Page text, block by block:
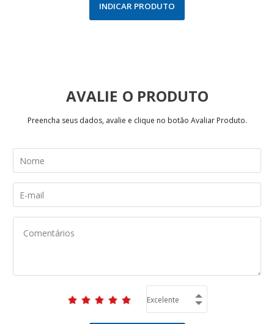
INDICAR PRODUTO
AVALIE
Preencha seus dados, avalie e clique no botão Avaliar Produto.